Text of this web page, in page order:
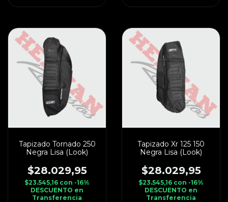
Tapizado Tornado 250
Negra Lisa (Look)
$28.029,95
$23.545,16 con -16%
DESCUENTO en
Transferencia
Tapizado Xr 125 150
Negra Lisa (Look)
$28.029,95
$23.545,16 con -16%
DESCUENTO en
Transferencia